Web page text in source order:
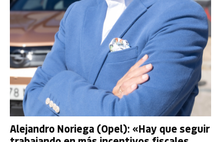
Alejandro Noriega (Opel): «Hay que seguir